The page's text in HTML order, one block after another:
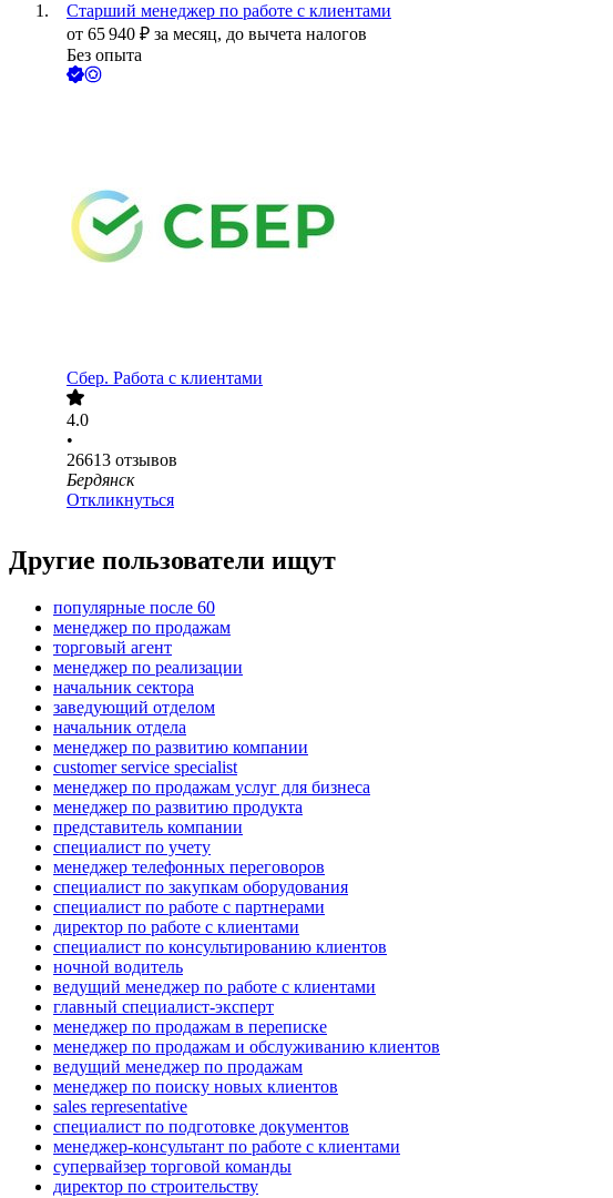
Старший менеджер по работе с клиентами
от 65 940 ₽ за месяц, до вычета налогов
Без опыта
Сбер. Работа с клиентами
4.0
•
26613 отзывов
Бердянск
Откликнуться
Другие пользователи ищут
популярные после 60
менеджер по продажам
торговый агент
менеджер по реализации
начальник сектора
заведующий отделом
начальник отдела
менеджер по развитию компании
customer service specialist
менеджер по продажам услуг для бизнеса
менеджер по развитию продукта
представитель компании
специалист по учету
менеджер телефонных переговоров
специалист по закупкам оборудования
специалист по работе с партнерами
директор по работе с клиентами
специалист по консультированию клиентов
ночной водитель
ведущий менеджер по работе с клиентами
главный специалист-эксперт
менеджер по продажам в переписке
менеджер по продажам и обслуживанию клиентов
ведущий менеджер по продажам
менеджер по поиску новых клиентов
sales representative
специалист по подготовке документов
менеджер-консультант по работе с клиентами
супервайзер торговой команды
директор по строительству